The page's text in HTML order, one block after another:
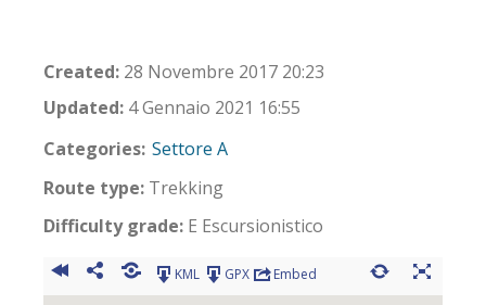
Created: 28 Novembre 2017 20:23
Updated: 4 Gennaio 2021 16:55
Categories: Settore A
Route type: Trekking
Difficulty grade: E Escursionistico
KML GPX Embed